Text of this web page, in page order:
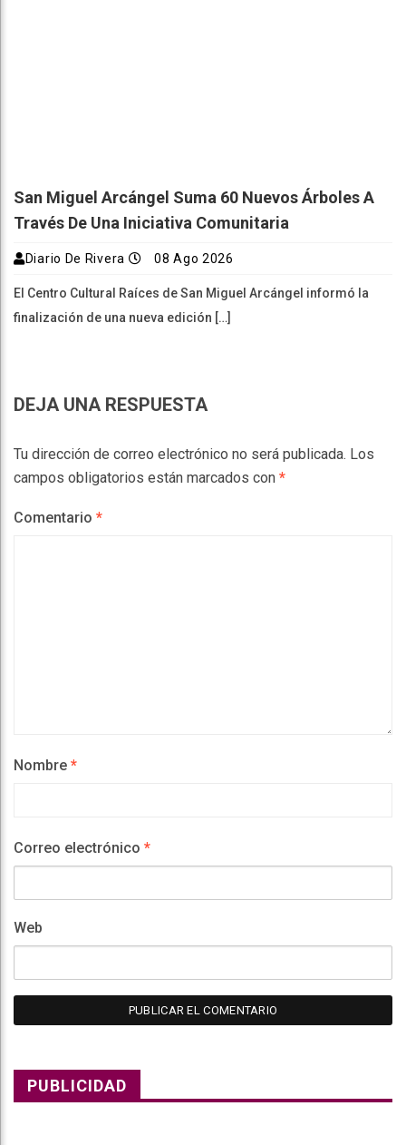
San Miguel Arcángel Suma 60 Nuevos Árboles A
Través De Una Iniciativa Comunitaria
Diario De Rivera 08 Ago 2026
El Centro Cultural Raíces de San Miguel Arcángel informó la
finalización de una nueva edición […]
DEJA UNA RESPUESTA
Tu dirección de correo electrónico no será publicada. Los
campos obligatorios están marcados con *
Comentario *
Nombre *
Correo electrónico *
Web
PUBLICIDAD